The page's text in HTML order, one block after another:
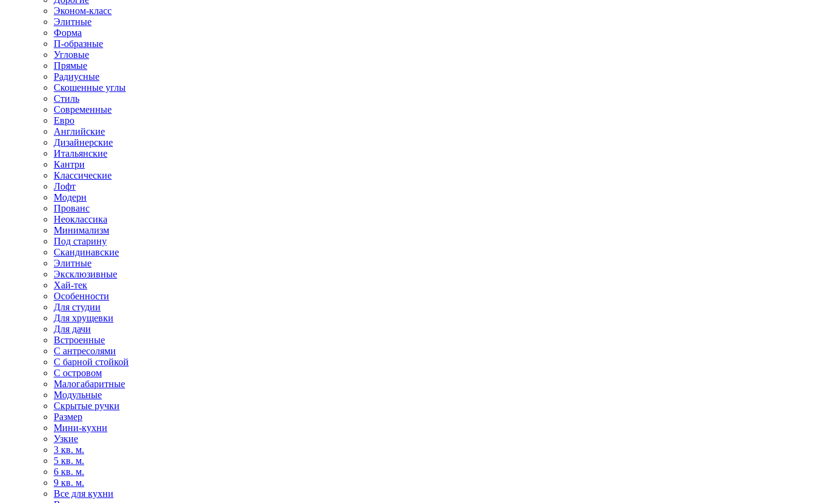
Эконом-класс
Элитные
Форма
П-образные
Угловые
Прямые
Радиусные
Скошенные углы
Стиль
Современные
Евро
Английские
Дизайнерские
Итальянские
Кантри
Классические
Лофт
Модерн
Прованс
Неоклассика
Минимализм
Под старину
Скандинавские
Элитные
Эксклюзивные
Хай-тек
Особенности
Для студии
Для хрущевки
Для дачи
Встроенные
С антресолями
С барной стойкой
С островом
Малогабаритные
Модульные
Скрытые ручки
Размер
Мини-кухни
Узкие
3 кв. м.
5 кв. м.
6 кв. м.
9 кв. м.
Все для кухни